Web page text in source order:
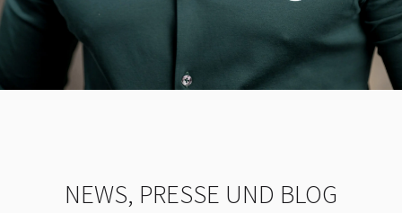
NEWS, PRESSE UND BLOG